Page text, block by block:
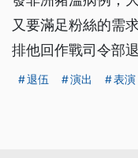
又要滿足粉絲的需
排他回作戰司令部退
退伍 演出 表演